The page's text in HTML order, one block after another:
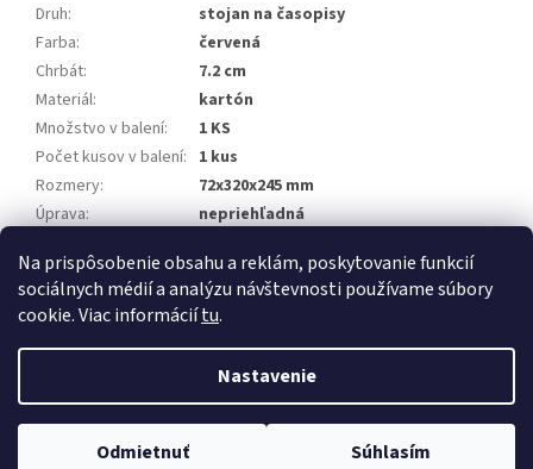
Na prispôsobenie obsahu a reklám, poskytovanie funkcií
sociálnych médií a analýzu návštevnosti používame súbory
cookie. Viac informáciítu.
Nastavenie
Odmietnuť Súhlasím
Druh:
stojan na časopisy
Farba:
červená
Chrbát:
7.2 cm
Materiál:
kartón
Množstvo v balení:
1 KS
Počet kusov v balení: 1 kus
Rozmery:
72x320x245 mm
Úprava:
nepriehľadná
Copyright 2026www.palatin.sk. Všetky práva vyhradené.Upraviť